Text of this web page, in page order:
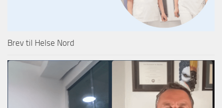
Brev til Helse Nord